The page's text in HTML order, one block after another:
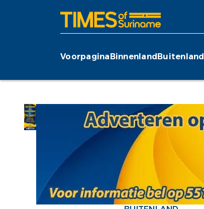
VoorpaginaBinnenlandBuitenland